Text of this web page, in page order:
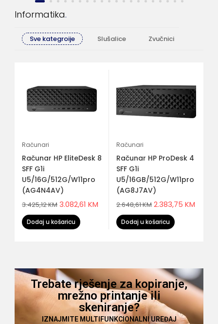
Informatika
Sve kategroije Slušalice Zvučnici
Računari
Računar HP EliteDesk 8
SFF G1i
U5/16G/512G/W11pro
(AG4N4AV)
3.425,12KM 3.082,61 KM
Dodaj u košaricu
Računari
Računar HP ProDesk 4
SFF G1i
U5/16GB/512G/W11pro
(AG8J7AV)
2.648,61KM 2.383,75 KM
Dodaj u košaricu
Trebate rješenje za kopiranje,
mrežno printanje ili
skeniranje?
IZNAJMITE MULTIFUNKCIONALNI UREĐAJ